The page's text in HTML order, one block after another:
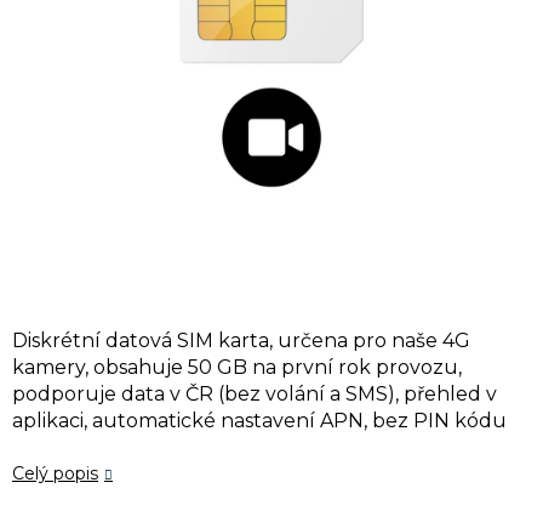
Diskrétní datová SIM karta, určena pro naše 4G
kamery, obsahuje 50 GB na první rok provozu,
podporuje data v ČR (bez volání a SMS), přehled v
aplikaci, automatické nastavení APN, bez PIN kódu
Celý popis